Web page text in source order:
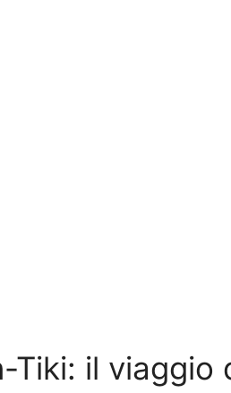
Tiki: il viaggio